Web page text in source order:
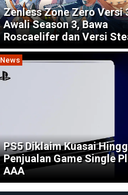
Zenless Zone Zero Versi
Awali Season 3, Bawa
Roscaelifer dan Versi
News
PS5 Diklaim Kuasai
Penjualan Game Single
AAA